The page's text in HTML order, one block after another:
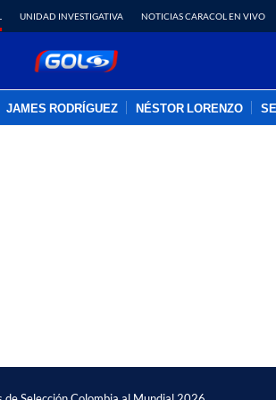
UNIDAD INVESTIGATIVA NOTICIAS CARACOL EN VIVO
JAMES RODRÍGUEZ NÉSTOR LORENZO